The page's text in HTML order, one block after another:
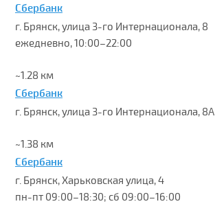
Сбербанк
г. Брянск, улица 3-го Интернационала, 8
ежедневно, 10:00–22:00
~1.28 км
Сбербанк
г. Брянск, улица 3-го Интернационала, 8А
~1.38 км
Сбербанк
г. Брянск, Харьковская улица, 4
пн-пт 09:00–18:30; сб 09:00–16:00